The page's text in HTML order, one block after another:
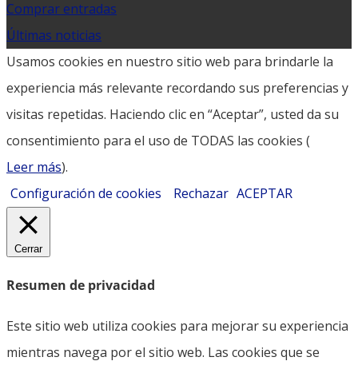
Comprar entradas
Últimas noticias
Usamos cookies en nuestro sitio web para brindarle la
experiencia más relevante recordando sus preferencias y
visitas repetidas. Haciendo clic en “Aceptar”, usted da su
consentimiento para el uso de TODAS las cookies (
Leer más).
Configuración de cookies
Rechazar ACEPTAR
Cerrar
Resumen de privacidad
Este sitio web utiliza cookies para mejorar su experiencia
mientras navega por el sitio web. Las cookies que se